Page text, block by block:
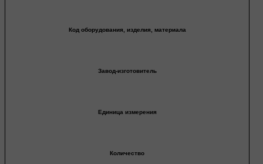
Код оборудования, изделия, материала
Завод-изготовитель
Единица измерения
Количество